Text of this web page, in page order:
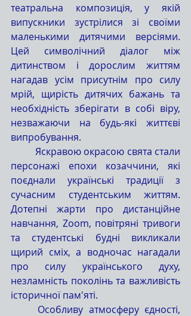
театральна композиція, у якій
випускники зустрілися зі своїми
маленькими дитячими версіями.
Цей символічний діалог між
дитинством і дорослим життям
нагадав усім присутнім про силу
мрій, щирість дитячих бажань та
необхідність зберігати в собі віру,
незважаючи на будь-які життєві
випробування.
персонажі епохи козаччини, які
поєднали українські традиції з
сучасним студентським життям.
Дотепні жарти про дистанційне
навчання, Zoom, повітряні тривоги
та студентські будні викликали
щирий сміх, а водночас нагадали
про силу українського духу,
незламність поколінь та важливість
історичної пам'яті.